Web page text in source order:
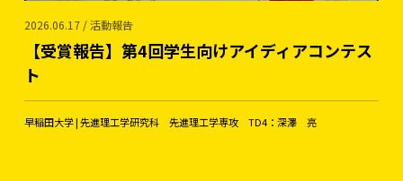
2026.06.17 / 活動報告
【受賞報告】第4回学生向けアイディアコンテス
ト
早稲田大学 | 先進理工学研究科 先進理工学専攻 TD4：深澤 亮